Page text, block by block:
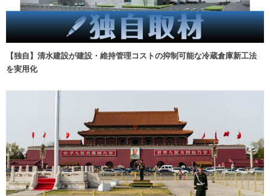
【独自】清水建設が建設・維持管理コストの抑制可能な冷蔵倉庫新工法
を実用化